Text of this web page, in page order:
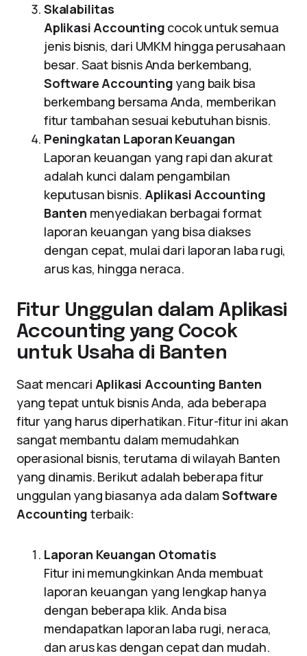
Skalabilitas
Aplikasi Accounting cocok untuk semua
jenis bisnis, dari UMKM hingga perusahaan
besar. Saat bisnis Anda berkembang,
Software Accounting yang baik bisa
berkembang bersama Anda, memberikan
fitur tambahan sesuai kebutuhan bisnis.
Peningkatan Laporan Keuangan
Laporan keuangan yang rapi dan akurat
adalah kunci dalam pengambilan
keputusan bisnis. Aplikasi Accounting
Banten menyediakan berbagai format
laporan keuangan yang bisa diakses
dengan cepat, mulai dari laporan laba rugi,
arus kas, hingga neraca.
Fitur Unggulan dalam Aplikasi
Accounting yang Cocok
untuk Usaha di Banten
Saat mencari Aplikasi Accounting Banten
yang tepat untuk bisnis Anda, ada beberapa
fitur yang harus diperhatikan. Fitur-fitur ini akan
sangat membantu dalam memudahkan
operasional bisnis, terutama di wilayah Banten
yang dinamis. Berikut adalah beberapa fitur
unggulan yang biasanya ada dalamSoftware
Accounting terbaik:
Laporan Keuangan Otomatis
Fitur ini memungkinkan Anda membuat
laporan keuangan yang lengkap hanya
dengan beberapa klik. Anda bisa
mendapatkan laporan laba rugi, neraca,
dan arus kas dengan cepat dan mudah.